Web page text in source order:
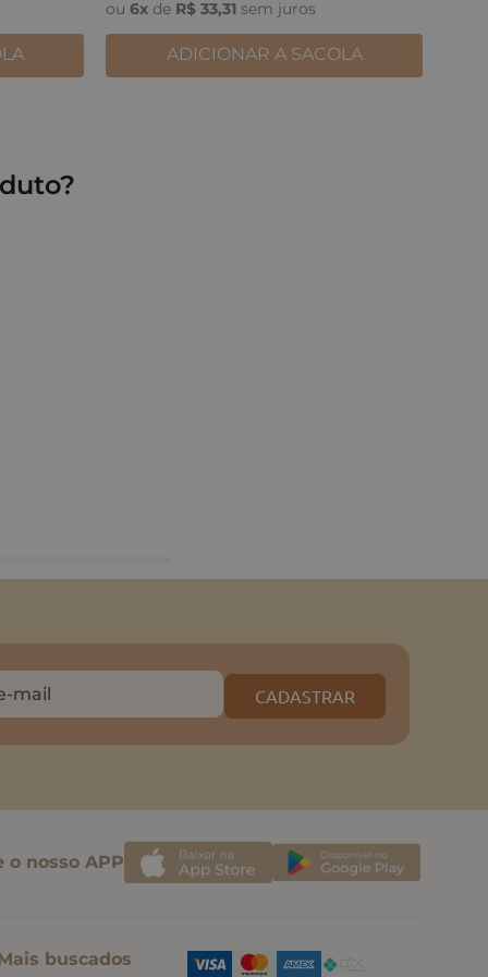
ou 6x de R$ 33,31 sem juros
ADICIONAR A SACOLA
CADASTRAR
o nosso APP
buscados